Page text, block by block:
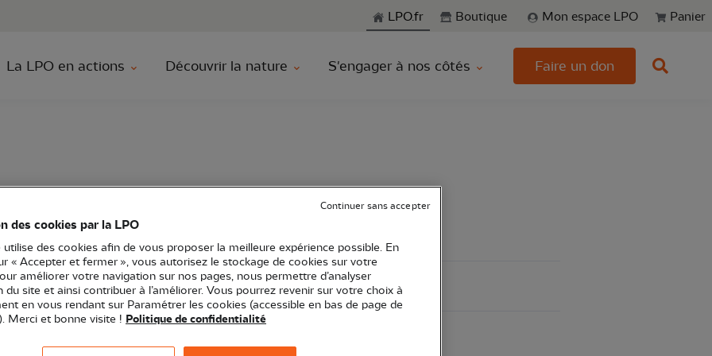
Aller à la rechercheLPO.fr Boutique Mon espace LPO Panier
La LPO en actions Découvrir la nature S'engager à nos côtés Faire un don
Poitou-Charentes Sortie nature 17 - Charente-Maritime
des cookies par la LPO
des cookies afin de vous proposer la meilleure expérience possible. En
« Accepter et fermer », vous autorisez le stockage de cookies sur votre
améliorer votre navigation sur nos pages, nous permettre d’analyser
du site et ainsi contribuer à l’améliorer. Vous pourrez revenir sur votre choix à
en vous rendant sur Paramétrer les cookies (accessible en bas de page de
Merci et bonne visite ! Politique de confidentialité
Continuer sans accepter